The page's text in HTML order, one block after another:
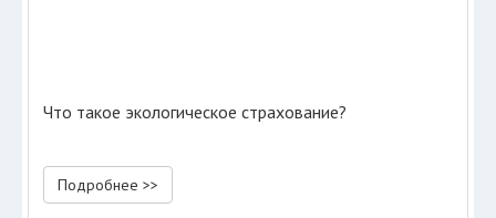
Что такое экологическое страхование?
Подробнее >>